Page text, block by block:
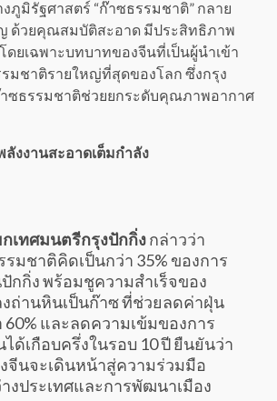
ภูมิรัฐศาสตร์ “ก๊าซธรรมชาติ” กลาย
ด้วยคุณสมบัติสะอาด มีประสิทธิภาพ
ยเฉพาะบทบาทของจีนที่เป็นผู้นำเข้า
มชาติรายใหญ่ที่สุดของโลก ซึ่งกรุง
าซธรรมชาติช่วยยกระดับคุณภาพอากาศ
งงานสะอาดเต็มกำลัง
เทศมนตรีกรุงปักกิ่งกล่าวว่า
มชาติคิดเป็นกว่า 35% ของการ
กกิ่ง พร้อมชูความสำเร็จของ
ถ่านหินเป็นก๊าซ ที่ช่วยลดค่าฝุ่น
60% และลดความเข้มของการ
ด้เกือบครึ่งในรอบ 10 ปี ยืนยันว่า
จีนจะเดินหน้าสู่ความร่วมมือ
งประเทศและการพัฒนาเมือง